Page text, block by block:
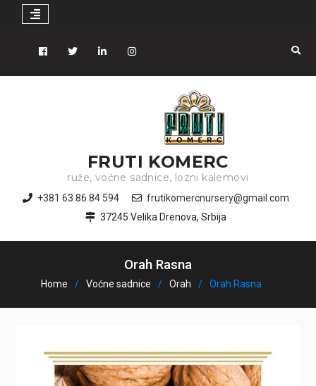
content
FRUTI KOMERC
ruže, voćne sadnice, lozni kalemovi
+381 63 86 84 594
frutikomercnursery@gmail.com
37245 Velika Drenova, Srbija
Orah Rasna
Home Voćne sadnice Orah Orah Rasna